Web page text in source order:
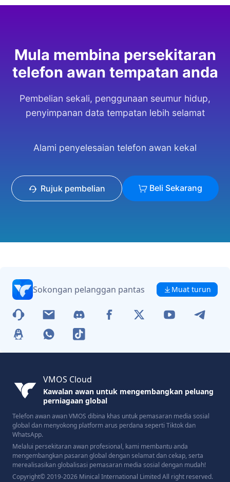
Mula membina persekitaran
telefon awan tempatan anda
Pembelian sekali, penggunaan seumur hidup,
penyimpanan data tempatan lebih selamat
Alami penyelesaian telefon awan kekal
Rujuk pembelian Beli Sekarang
Sokongan pelanggan pantas Muat turun
VMOS Cloud
Kawalan awan untuk mengembangkan peluang
perniagaan global
Telefon awan awan VMOS dibina khas untuk pemasaran media sosial
global dan menyokong platform arus perdana seperti Tiktok dan
WhatsApp.
Melalui persekitaran awan profesional, kami membantu anda
mengembangkan pasaran global dengan selamat dan cekap, serta
merealisasikan globalisasi pemasaran media sosial dengan mudah!
Copyright© 2019-2026 Minical International Limited All right reserved.